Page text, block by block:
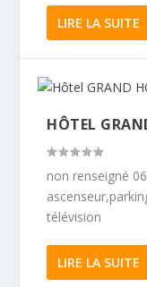
LIRE LA SUITE
HÔTEL
non renseigné
télévision
LIRE LA SUITE